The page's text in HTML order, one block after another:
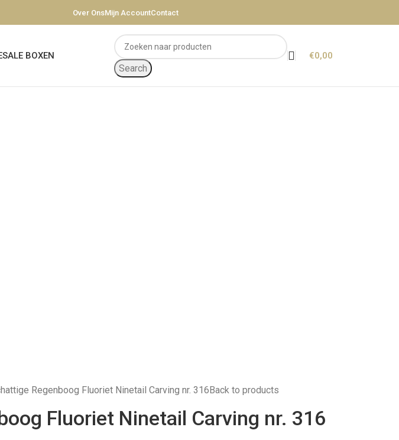
Over OnsMijn AccountContact
BOXEN
Search
€0,00
Regenboog Fluoriet Ninetail Carving nr. 316Back to products
Fluoriet Ninetail Carving nr. 316